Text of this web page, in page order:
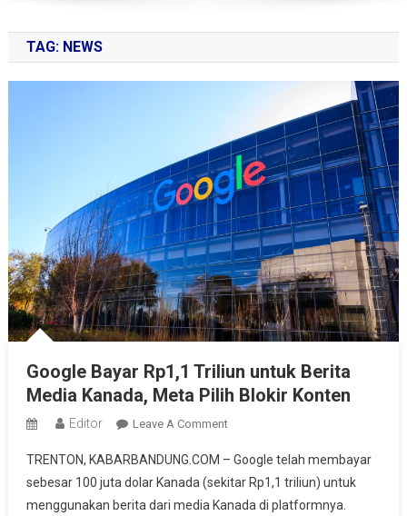
TAG: NEWS
Google Bayar Rp1,1 Triliun untuk Berita
Media Kanada, Meta Pilih Blokir Konten
Editor Leave A CommentOn
Bayar
Rp1,1
Triliun
TRENTON, KABARBANDUNG.COM – Google telah membayar
sebesar 100 juta dolar Kanada (sekitar Rp1,1 triliun) untuk
menggunakan berita dari media Kanada di platformnya.